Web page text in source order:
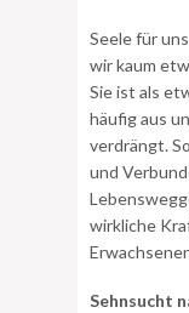
Seele für
wir kaum
Sie ist als
häufig aus
verdrängt.
und
wirkliche
Sehnsucht